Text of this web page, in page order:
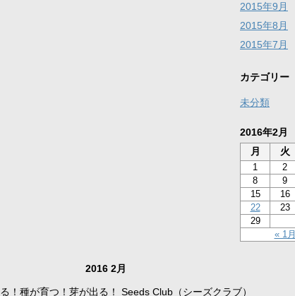
2015年9月
2015年8月
2015年7月
カテゴリー
未分類
2016年2月
月
火
« 1月
1 2
8
9
15
16
22
23
29
2016 2月
！種が育つ！芽が出る！ Seeds Club（シーズクラブ）